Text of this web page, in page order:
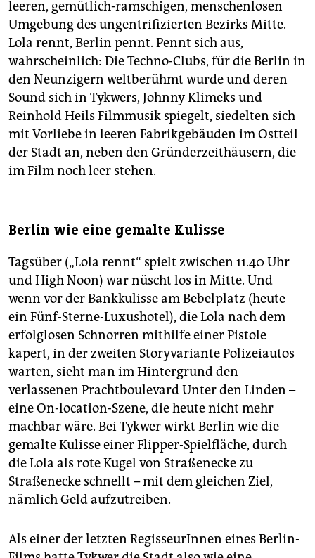
leeren, gemütlich-ramschigen, menschenlosen
Umgebung des ungentrifizierten Bezirks Mitte.
Lola rennt, Berlin pennt. Pennt sich aus,
wahrscheinlich: Die Techno-Clubs, für die Berlin in
den Neunzigern weltberühmt wurde und deren
Sound sich in Tykwers, Johnny Klimeks und
Reinhold Heils Filmmusik spiegelt, siedelten sich
mit Vorliebe in leeren Fabrikgebäuden im Ostteil
der Stadt an, neben den Gründerzeithäusern, die
im Film noch leer stehen.
Berlin wie eine gemalte Kulisse
Tagsüber („Lola rennt“ spielt zwischen 11.40 Uhr
und High Noon) war nüscht los in Mitte. Und
wenn vor der Bankkulisse am Bebelplatz (heute
ein Fünf-Sterne-Luxushotel), die Lola nach dem
erfolglosen Schnorren mithilfe einer Pistole
kapert, in der zweiten Story­variante Polizeiautos
warten, sieht man im Hintergrund den
verlassenen Prachtboulevard Unter den Linden –
eine On-location-Szene, die heute nicht mehr
machbar wäre. Bei Tykwer wirkt Berlin wie die
gemalte Kulisse einer Flipper-Spielfläche, durch
die Lola als rote Kugel von Straßenecke zu
Straßenecke schnellt – mit dem gleichen Ziel,
nämlich Geld aufzutreiben.
Als einer der letzten RegisseurInnen eines Berlin-